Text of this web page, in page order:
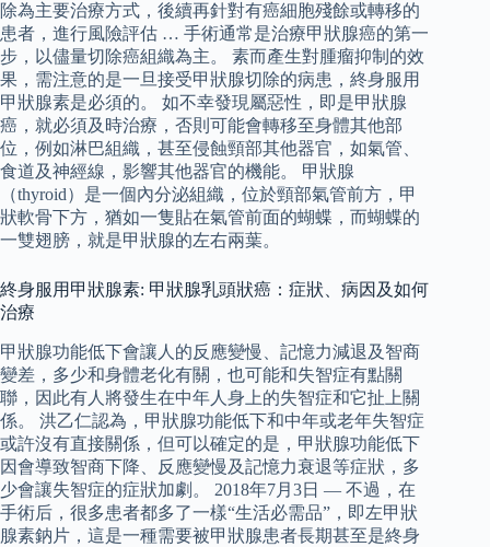
除為主要治療方式，後續再針對有癌細胞殘餘或轉移的
患者，進行風險評估 … 手術通常是治療甲狀腺癌的第一
步，以儘量切除癌組織為主。 素而產生對腫瘤抑制的效
果，需注意的是一旦接受甲狀腺切除的病患，終身服用
甲狀腺素是必須的。 如不幸發現屬惡性，即是甲狀腺
癌，就必須及時治療，否則可能會轉移至身體其他部
位，例如淋巴組織，甚至侵蝕頸部其他器官，如氣管、
食道及神經線，影響其他器官的機能。 甲狀腺
（thyroid）是一個內分泌組織，位於頸部氣管前方，甲
狀軟骨下方，猶如一隻貼在氣管前面的蝴蝶，而蝴蝶的
一雙翅膀，就是甲狀腺的左右兩葉。
終身服用甲狀腺素: 甲狀腺乳頭狀癌：症狀、病因及如何
治療
甲狀腺功能低下會讓人的反應變慢、記憶力減退及智商
變差，多少和身體老化有關，也可能和失智症有點關
聯，因此有人將發生在中年人身上的失智症和它扯上關
係。 洪乙仁認為，甲狀腺功能低下和中年或老年失智症
或許沒有直接關係，但可以確定的是，甲狀腺功能低下
因會導致智商下降、反應變慢及記憶力衰退等症狀，多
少會讓失智症的症狀加劇。 2018年7月3日 — 不過，在
手術后，很多患者都多了一樣“生活必需品”，即左甲狀
腺素鈉片，這是一種需要被甲狀腺患者長期甚至是終身